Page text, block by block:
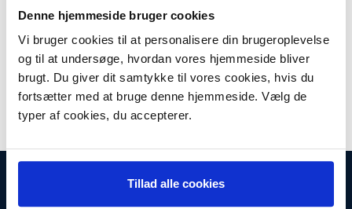
Denne hjemmeside bruger cookies
Vi bruger cookies til at personalisere din brugeroplevelse
og til at undersøge, hvordan vores hjemmeside bliver
brugt. Du giver dit samtykke til vores cookies, hvis du
fortsætter med at bruge denne hjemmeside. Vælg de
typer af cookies, du accepterer.
Tillad alle cookies
Antal LÆG I KURV
Originalt parketmundstykke til Electrolux ESNO ZE360P
Produktinformation:
Ø 32m